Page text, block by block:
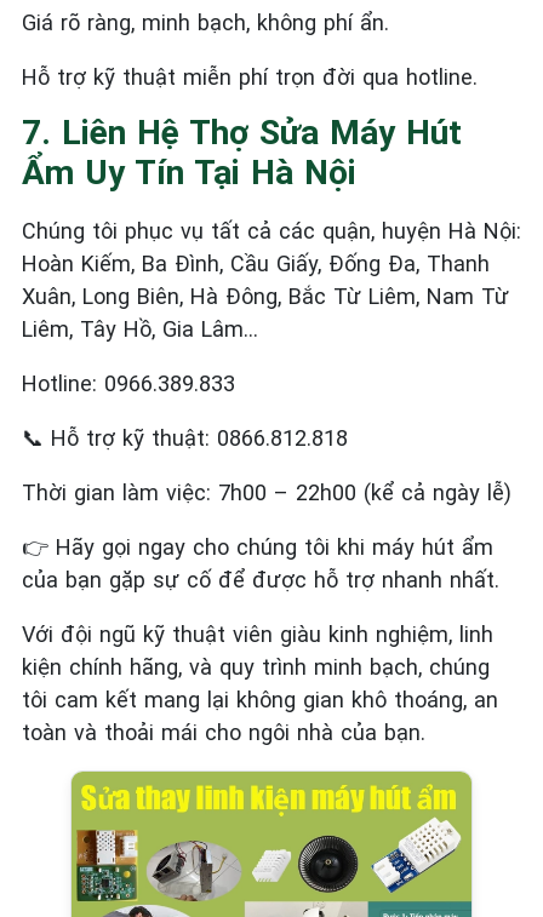
Giá rõ ràng, minh bạch, không phí ẩn.
Hỗ trợ kỹ thuật miễn phí trọn đời qua hotline.
7. Liên Hệ Thợ Sửa Máy Hút
Ẩm Uy Tín Tại Hà Nội
Chúng tôi phục vụ tất cả các quận, huyện Hà Nội:
Hoàn Kiếm, Ba Đình, Cầu Giấy, Đống Đa, Thanh
Xuân, Long Biên, Hà Đông, Bắc Từ Liêm, Nam Từ
Liêm, Tây Hồ, Gia Lâm…
Hotline: 0966.389.833
📞 Hỗ trợ kỹ thuật: 0866.812.818
Thời gian làm việc: 7h00 – 22h00 (kể cả ngày lễ)
👉 Hãy gọi ngay cho chúng tôi khi máy hút ẩm
của bạn gặp sự cố để được hỗ trợ nhanh nhất.
Với đội ngũ kỹ thuật viên giàu kinh nghiệm, linh
kiện chính hãng, và quy trình minh bạch, chúng
tôi cam kết mang lại không gian khô thoáng, an
toàn và thoải mái cho ngôi nhà của bạn.